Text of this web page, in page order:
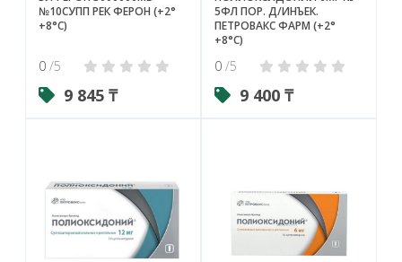
№10СУПП РЕК ФЕРОН (+2°
+8°С)
0 /5
9 845 ₸
5ФЛ ПОР. Д/ИНЪЕК.
ПЕТРОВАКС ФАРМ (+2°
+8°С)
0 /5
9 400 ₸